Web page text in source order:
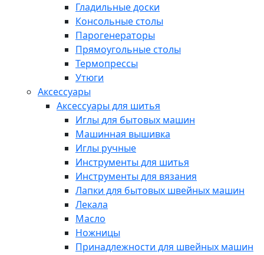
Гладильные доски
Консольные столы
Парогенераторы
Прямоугольные столы
Термопрессы
Утюги
Аксессуары
Аксессуары для шитья
Иглы для бытовых машин
Машинная вышивка
Иглы ручные
Инструменты для шитья
Инструменты для вязания
Лапки для бытовых швейных машин
Лекала
Масло
Ножницы
Принадлежности для швейных машин